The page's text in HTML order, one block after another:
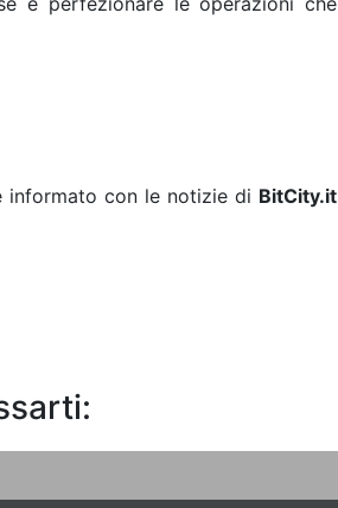
informato con le notizie di BitCity.it